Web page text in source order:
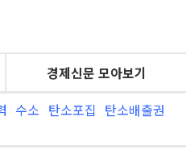
경제신문 모아보기
수소 탄소포집 탄소배출권